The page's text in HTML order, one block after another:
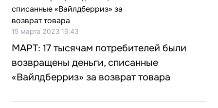
15 марта 2023 16:43
МАРТ: 17 тысячам потребителей были
возвращены деньги, списанные
«Вайлдберриз» за возврат товара